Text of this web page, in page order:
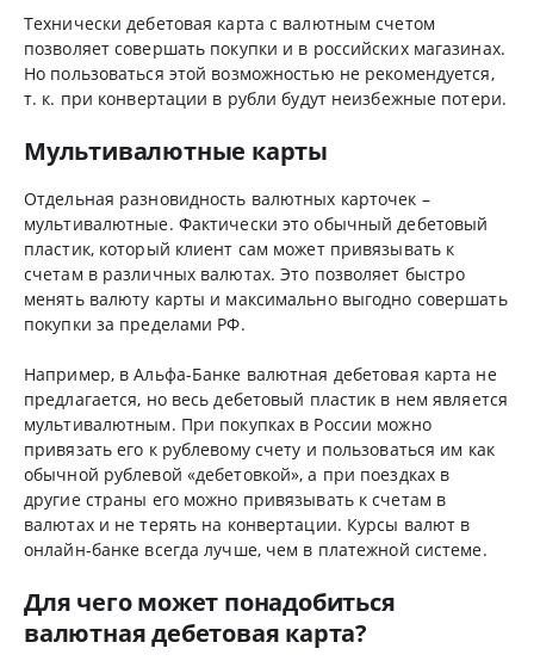
Технически дебетовая карта с валютным счетом
позволяет совершать покупки и в российских магазинах.
Но пользоваться этой возможностью не рекомендуется,
т. к. при конвертации в рубли будут неизбежные потери.
Мультивалютные карты
Отдельная разновидность валютных карточек –
мультивалютные. Фактически это обычный дебетовый
пластик, который клиент сам может привязывать к
счетам в различных валютах. Это позволяет быстро
менять валюту карты и максимально выгодно совершать
покупки за пределами РФ.
Например, в Альфа-Банке валютная дебетовая карта не
предлагается, но весь дебетовый пластик в нем является
мультивалютным. При покупках в России можно
привязать его к рублевому счету и пользоваться им как
обычной рублевой «дебетовкой», а при поездках в
другие страны его можно привязывать к счетам в
валютах и не терять на конвертации. Курсы валют в
онлайн-банке всегда лучше, чем в платежной системе.
Для чего может понадобиться
валютная дебетовая карта?